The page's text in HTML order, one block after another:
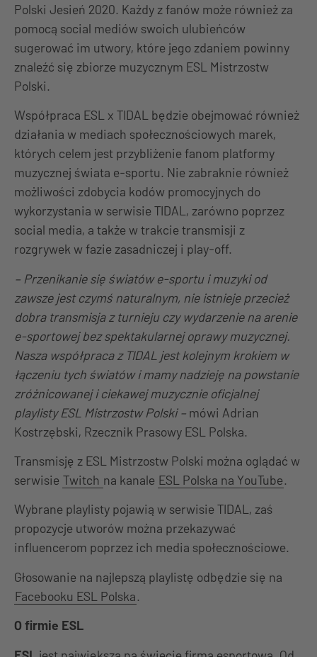
Polski Jesień 2020. Każdy z fanów może również za
pomocą social mediów swoich ulubieńców
sugerować im utwory, które jego zdaniem powinny
znaleźć się zbiorze muzycznym ESL Mistrzostw
Polski.
Współpraca ESL x TIDAL będzie obejmować również
działania w mediach społecznościowych marek,
których celem jest przybliżenie fanom platformy
muzycznej świata e-sportu. Nie zabraknie również
możliwości zdobycia kodów promocyjnych do
wykorzystania w serwisie TIDAL, zarówno poprzez
social media, a także w trakcie transmisji z
rozgrywek w fazie zasadniczej i play-off.
– Przenikanie się światów e-sportu i muzyki od
zawsze jest czymś naturalnym, nie istnieje przecież
dobra transmisja z turnieju czy wydarzenie na arenie
e-sportowej bez spektakularnej oprawy muzycznej.
Nasza współpraca z TIDAL jest kolejnym krokiem w
łączeniu tych światów i mamy nadzieję na powstanie
zróżnicowanej i ciekawej muzycznie oficjalnej
playlisty ESL Mistrzostw Polski – mówi Adrian
Kostrzębski, Rzecznik Prasowy ESL Polska.
Transmisję z ESL Mistrzostw Polski można oglądać w
serwisie Twitch na kanale ESL Polska na YouTube.
Wybrane playlisty pojawią w serwisie TIDAL, zaś
propozycje utworów można przekazywać
influencerom poprzez ich media społecznościowe.
Głosowanie na najlepszą playlistę odbędzie się na
Facebooku ESL Polska.
O firmie ESL